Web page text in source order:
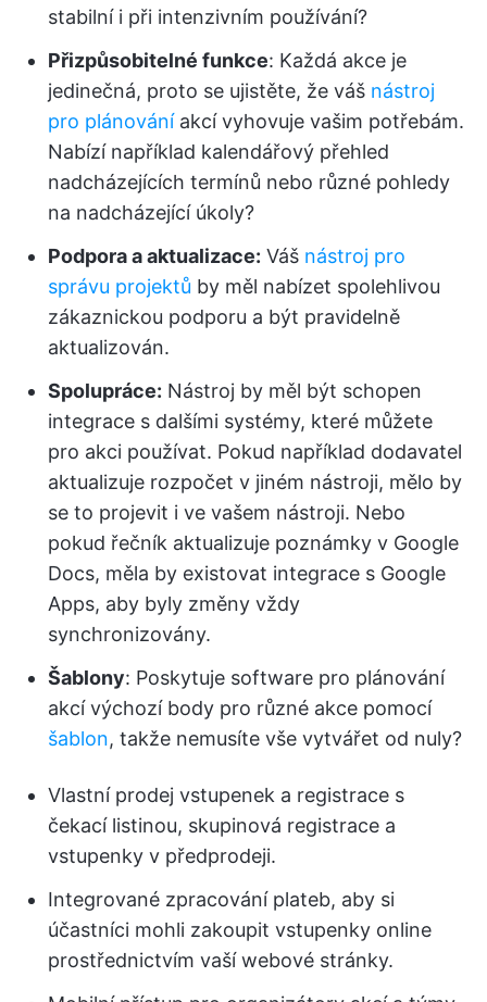
stabilní i při intenzivním používání?
Přizpůsobitelné funkce: Každá akce je
jedinečná, proto se ujistěte, že váš nástroj
pro plánováníakcí vyhovuje vašim potřebám.
Nabízí například kalendářový přehled
nadcházejících termínů nebo různé pohledy
na nadcházející úkoly?
Podpora a aktualizace: Váš nástroj pro
správu projektů by měl nabízet spolehlivou
zákaznickou podporu a být pravidelně
aktualizován.
Spolupráce: Nástroj by měl být schopen
integrace s dalšími systémy, které můžete
pro akci používat. Pokud například dodavatel
aktualizuje rozpočet v jiném nástroji, mělo by
se to projevit i ve vašem nástroji. Nebo
pokud řečník aktualizuje poznámky v Google
Docs, měla by existovat integrace s Google
Apps, aby byly změny vždy
synchronizovány.
Šablony: Poskytuje software pro plánování
akcí výchozí body pro různé akce pomocí
šablon, takže nemusíte vše vytvářet od nuly?
Vlastní prodej vstupenek a registrace s
čekací listinou, skupinová registrace a
vstupenky v předprodeji.
Integrované zpracování plateb, aby si
účastníci mohli zakoupit vstupenky online
prostřednictvím vaší webové stránky.